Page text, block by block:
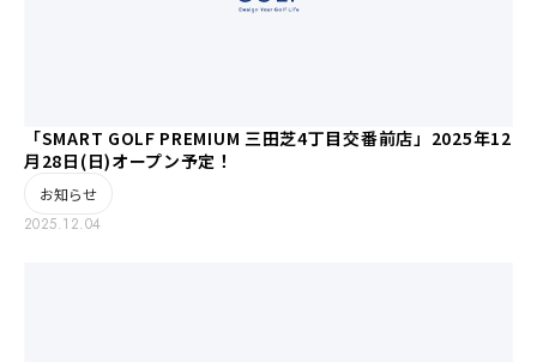
「SMART GOLF PREMIUM 三田芝4丁目交番前店」2025年12
月28日(日)オープン予定！
お知らせ
2025.12.04